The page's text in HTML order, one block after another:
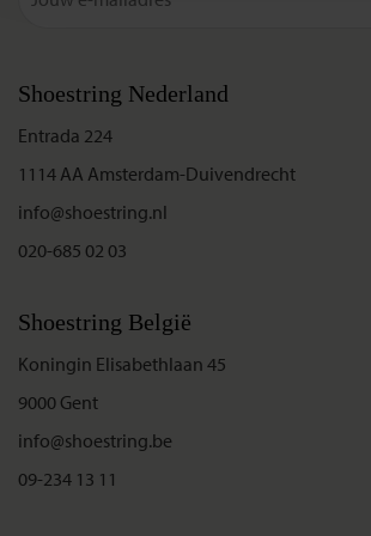
Shoestring Nederland
Entrada 224
1114 AA Amsterdam-Duivendrecht
info@shoestring.nl
020-685 02 03
Shoestring België
Koningin Elisabethlaan 45
9000 Gent
info@shoestring.be
09-234 13 11